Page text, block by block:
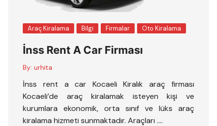
Araç Kiralama Bilgi Firmalar Oto Kiralama
İnss Rent A Car Firması
By: urhita
İnss rent a car Kocaeli Kiralık araç firması
Kocaeli’de araç kiralamak isteyen kişi ve
kurumlara ekonomik, orta sınıf ve lüks araç
kiralama hizmeti sunmaktadır. Araçları ….